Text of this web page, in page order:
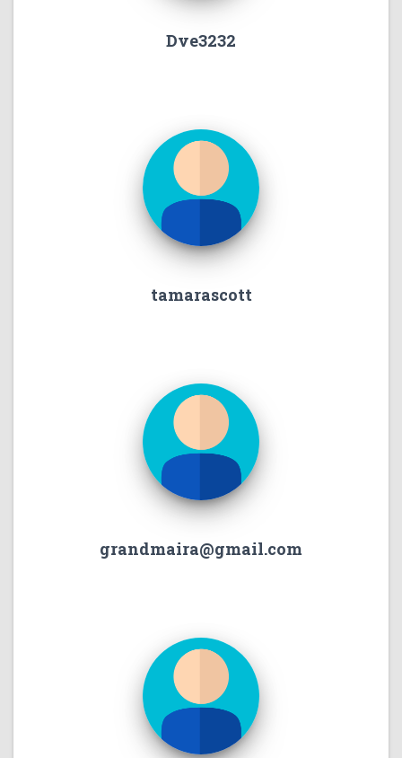
Dve3232
tamarascott
grandmaira@gmail.com